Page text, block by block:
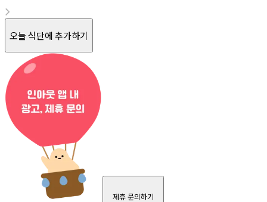
오늘 식단에 추가하기
제휴 문의하기